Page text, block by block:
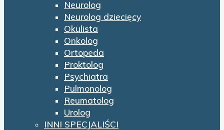
Neurolog
Neurolog dziecięcy
Okulista
Onkolog
Ortopeda
Proktolog
Psychiatra
Pulmonolog
Reumatolog
Urolog
INNI SPECJALIŚCI